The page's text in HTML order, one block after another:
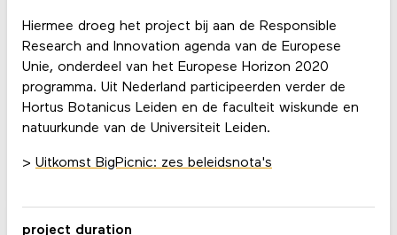
Hiermee droeg het project bij aan de Responsible
Research and Innovation agenda van de Europese
Unie, onderdeel van het Europese Horizon 2020
programma. Uit Nederland participeerden verder de
Hortus Botanicus Leiden en de faculteit wiskunde en
natuurkunde van de Universiteit Leiden.
> Uitkomst BigPicnic: zes beleidsnota's
project duration